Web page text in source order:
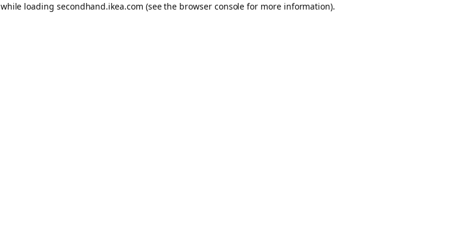
while loading secondhand.ikea.com (see the browser console for more information).